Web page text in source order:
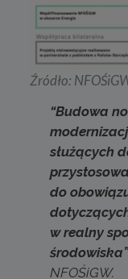
Źródło:
“Budowa
służących
do
w realny
środowiska”
NFOŚiGW.